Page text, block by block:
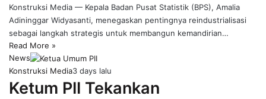
Konstruksi Media — Kepala Badan Pusat Statistik (BPS), Amalia
Adininggar Widyasanti, menegaskan pentingnya reindustrialisasi
sebagai langkah strategis untuk membangun kemandirian…
Read More »
News
Konstruksi Media3 days lalu
Ketum PII Tekankan